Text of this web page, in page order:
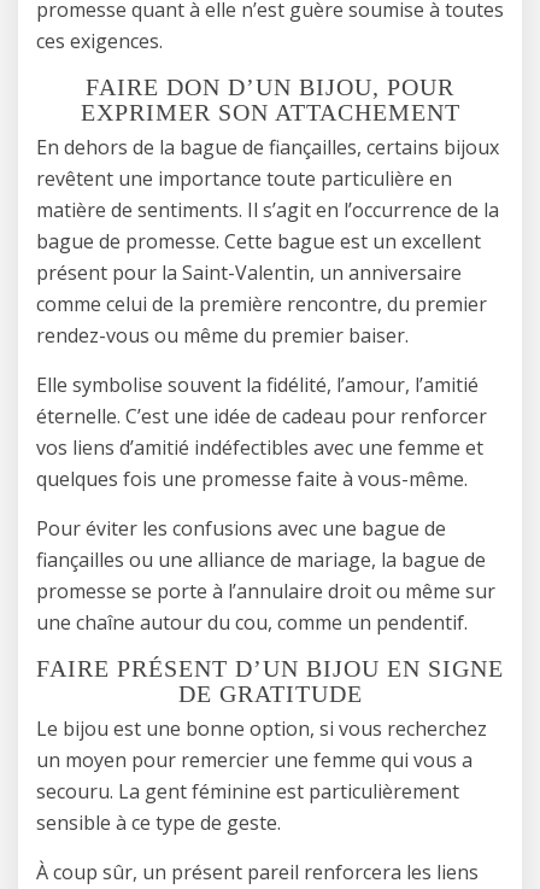
promesse quant à elle n’est guère soumise à toutes
ces exigences.
FAIRE DON D’UN BIJOU, POUR
EXPRIMER SON ATTACHEMENT
En dehors de la bague de fiançailles, certains bijoux
revêtent une importance toute particulière en
matière de sentiments. Il s’agit en l’occurrence de la
bague de promesse. Cette bague est un excellent
présent pour la Saint-Valentin, un anniversaire
comme celui de la première rencontre, du premier
rendez-vous ou même du premier baiser.
Elle symbolise souvent la fidélité, l’amour, l’amitié
éternelle. C’est une idée de cadeau pour renforcer
vos liens d’amitié indéfectibles avec une femme et
quelques fois une promesse faite à vous-même.
Pour éviter les confusions avec une bague de
fiançailles ou une alliance de mariage, la bague de
promesse se porte à l’annulaire droit ou même sur
une chaîne autour du cou, comme un pendentif.
FAIRE PRÉSENT D’UN BIJOU EN SIGNE
DE GRATITUDE
Le bijou est une bonne option, si vous recherchez
un moyen pour remercier une femme qui vous a
secouru. La gent féminine est particulièrement
sensible à ce type de geste.
À coup sûr, un présent pareil renforcera les liens